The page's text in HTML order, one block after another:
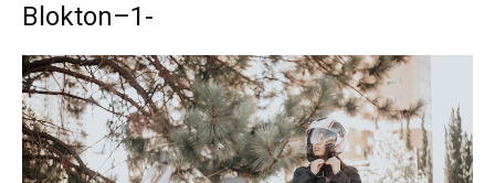
Blokton–1-